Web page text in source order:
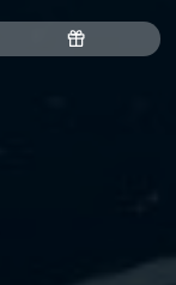
随
机